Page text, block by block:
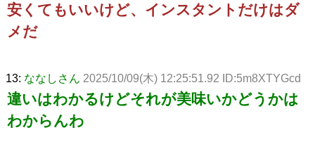
安くてもいいけど、インスタントだけはダ
メだ
13: ななしさん 2025/10/09(木) 12:25:51.92 ID:5m8XTYGcd
違いはわかるけどそれが美味いかどうかは
わからんわ